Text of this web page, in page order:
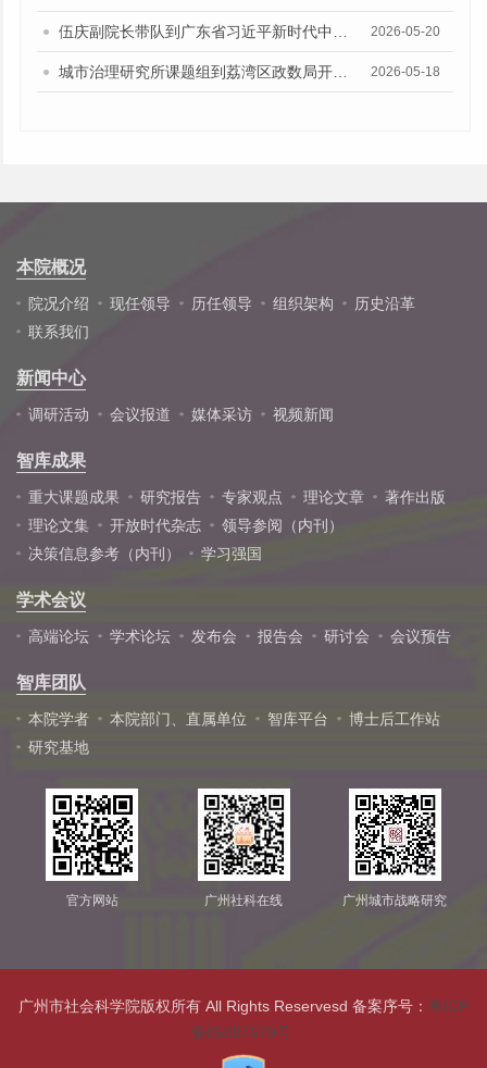
2026-05-20
2026-05-18
本院概况
院况介绍 现任领导 历任领导 组织架构
历史沿革
联系我们
新闻中心
调研活动 会议报道 媒体采访 视频新闻
智库成果
重大课题成果 研究报告 专家观点 理论文章
著作出版
理论文集
开放时代杂志
领导参阅（内刊）
决策信息参考（内刊）
学习强国
学术会议
高端论坛 学术论坛 发布会 报告会 研讨会 会议预告
智库团队
本院学者 本院部门、直属单位 智库平台
博士后工作站
研究基地
官方网站 广州社科在线 广州城市战略研究
广州市社会科学院版权所有 All Rights Reservesd 备案序号： 粤ICP
备05087679号